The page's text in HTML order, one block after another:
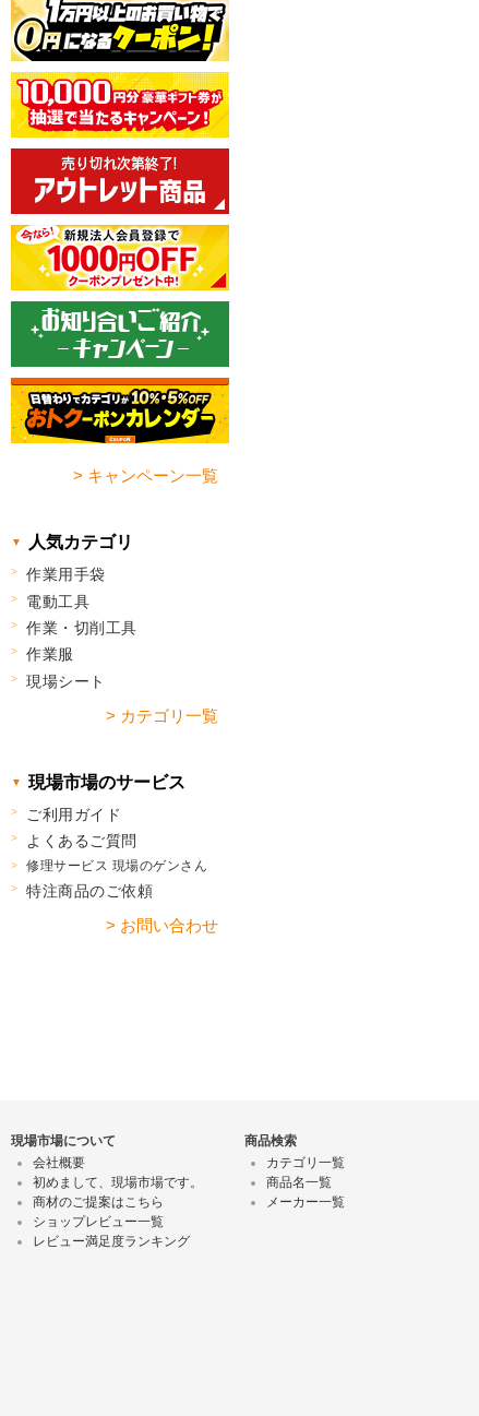
> キャンペーン一覧
人気カテゴリ
作業用手袋
電動工具
作業・切削工具
作業服
現場シート
> カテゴリ一覧
現場市場のサービス
ご利用ガイド
よくあるご質問
修理サービス 現場のゲンさん
特注商品のご依頼
> お問い合わせ
現場市場について
会社概要
初めまして、現場市場です。
商材のご提案はこちら
ショップレビュー一覧
レビュー満足度ランキング
商品検索
カテゴリ一覧
商品名一覧
メーカー一覧